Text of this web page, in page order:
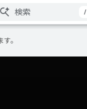
/
。